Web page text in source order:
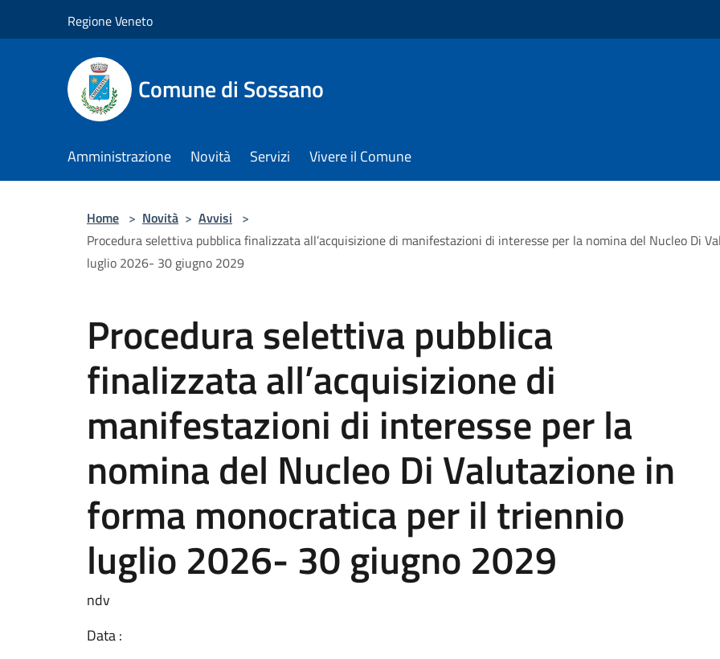
Regione Veneto
Comune di Sossano
Amministrazione Novità Servizi Vivere il Comune
Home > Novità > Avvisi >
Procedura selettiva pubblica finalizzata all’acquisizione di manifestazioni di interesse per la nomina del Nucleo Di
luglio 2026- 30 giugno 2029
Procedura selettiva pubblica
finalizzata all’acquisizione di
manifestazioni di interesse per la
nomina del Nucleo Di Valutazione in
forma monocratica per il triennio
luglio 2026- 30 giugno 2029
ndv
Data :